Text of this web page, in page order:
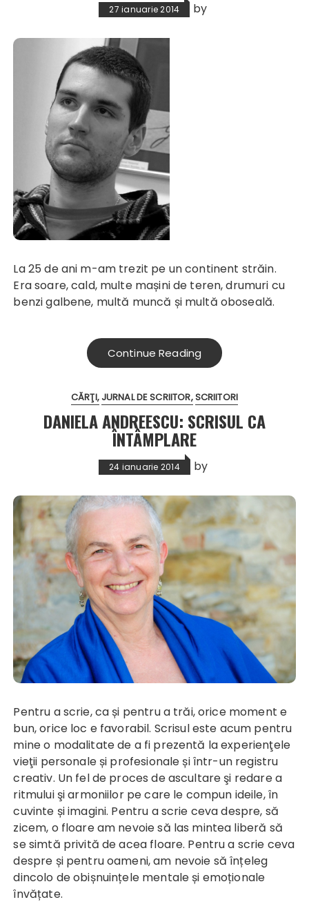
27 ianuarie 2014 by
La 25 de ani m-am trezit pe un continent străin.
Era soare, cald, multe mașini de teren, drumuri cu
benzi galbene, multă muncă și multă oboseală.
Continue Reading
CĂRŢI JURNAL DE SCRIITOR SCRIITORI
DANIELA ANDREESCU: SCRISUL CA
ÎNTÂMPLARE
24 ianuarie 2014 by
Pentru a scrie, ca și pentru a trăi, orice moment e
bun, orice loc e favorabil. Scrisul este acum pentru
mine o modalitate de a fi prezentă la experienţele
vieţii personale și profesionale și într-un registru
creativ. Un fel de proces de ascultare şi redare a
ritmului şi armoniilor pe care le compun ideile, în
cuvinte și imagini. Pentru a scrie ceva despre, să
zicem, o floare am nevoie să las mintea liberă să
se simtă privită de acea floare. Pentru a scrie ceva
despre și pentru oameni, am nevoie să înțeleg
dincolo de obișnuințele mentale și emoționale
învățate.